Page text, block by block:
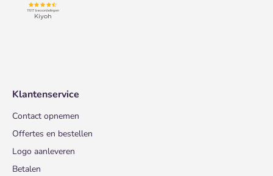
Klantenservice
Contact opnemen
Offertes en bestellen
Logo aanleveren
Betalen